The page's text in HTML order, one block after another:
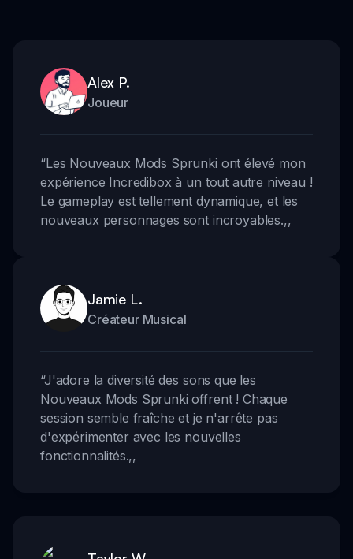
Alex P.
Joueur
“Les Nouveaux Mods Sprunki ont élevé mon
expérience Incredibox à un tout autre niveau !
Le gameplay est tellement dynamique, et les
nouveaux personnages sont incroyables.,,
Jamie L.
Créateur Musical
“J'adore la diversité des sons que les
Nouveaux Mods Sprunki offrent ! Chaque
session semble fraîche et je n'arrête pas
d'expérimenter avec les nouvelles
fonctionnalités.,,